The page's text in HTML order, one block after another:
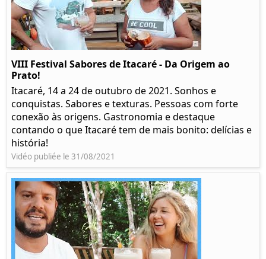
VIII Festival Sabores de Itacaré - Da Origem ao
Prato!
Itacaré, 14 a 24 de outubro de 2021. Sonhos e
conquistas. Sabores e texturas. Pessoas com forte
conexão às origens. Gastronomia e destaque
contando o que Itacaré tem de mais bonito: delícias e
história!
Vidéo publiée le 31/08/2021